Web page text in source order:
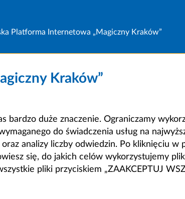
Platforma Internetowa „Magiczny Kraków”
Kraków”
bardzo duże znaczenie. Ograniczamy
do świadczenia usług na
analizy liczby odwiedzin. Po kliknięciu w
się, do jakich celów wykorzystujemy
pliki przyciskiem „ZAAKCEPTUJ